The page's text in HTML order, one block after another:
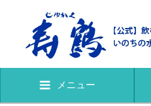
メニュー